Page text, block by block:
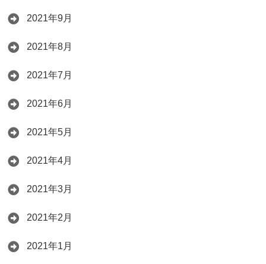
2021年9月
2021年8月
2021年7月
2021年6月
2021年5月
2021年4月
2021年3月
2021年2月
2021年1月